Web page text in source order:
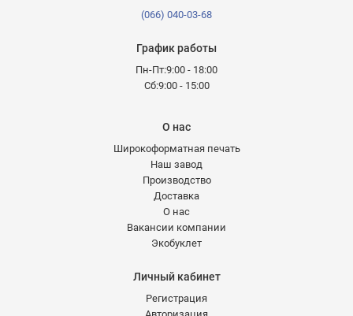
(066) 040-03-68
График работы
Пн-Пт:9:00 - 18:00
Сб:9:00 - 15:00
О нас
Широкоформатная печать
Наш завод
Производство
Доставка
О нас
Вакансии компании
Экобуклет
Личный кабинет
Регистрация